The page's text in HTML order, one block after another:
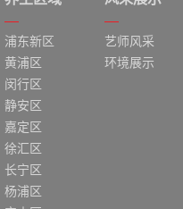
浦东新区
黄浦区
闵行区
静安区
嘉定区
徐汇区
长宁区
杨浦区
艺师风采
环境展示